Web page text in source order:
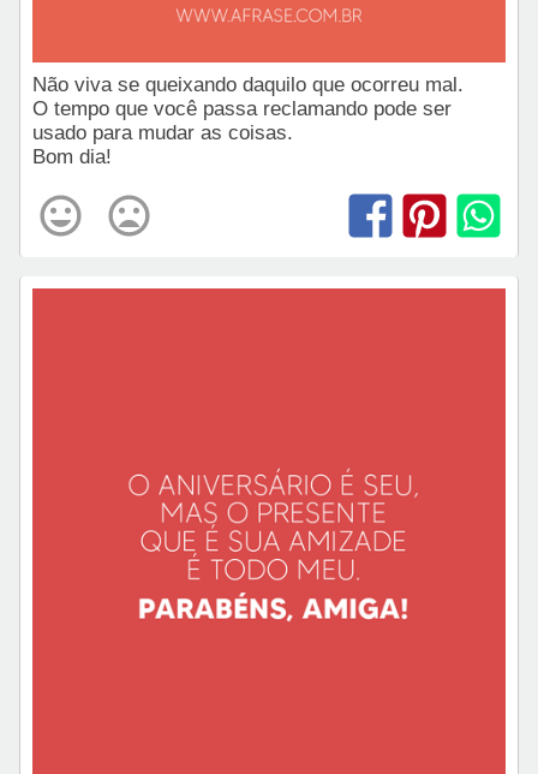
Não viva se queixando daquilo que ocorreu mal.
O tempo que você passa reclamando pode ser
usado para mudar as coisas.
Bom dia!